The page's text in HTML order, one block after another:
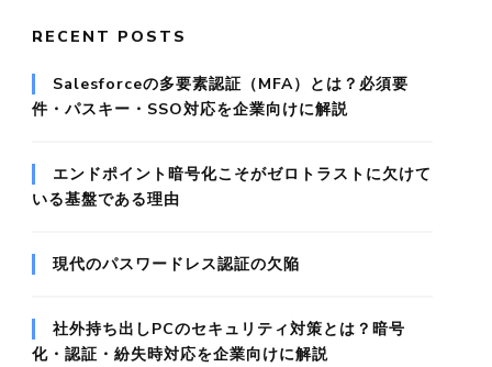
RECENT POSTS
Salesforceの多要素認証（MFA）とは？必須要
件・パスキー・SSO対応を企業向けに解説
エンドポイント暗号化こそがゼロトラストに欠けて
いる基盤である理由
現代のパスワードレス認証の欠陥
社外持ち出しPCのセキュリティ対策とは？暗号
化・認証・紛失時対応を企業向けに解説